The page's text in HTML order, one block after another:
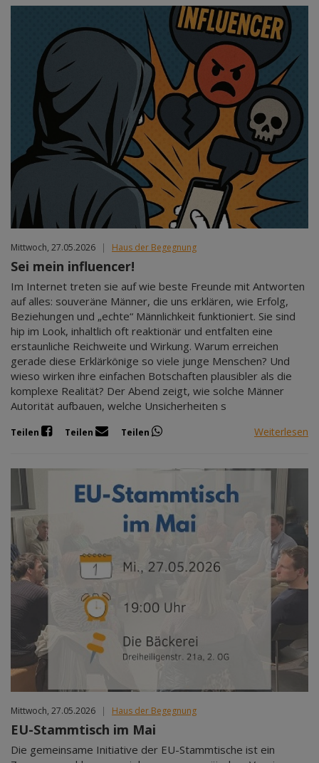
Mittwoch, 27.05.2026 | Haus der Begegnung
Sei mein influencer!
Im Internet treten sie auf wie beste Freunde mit Antworten
auf alles: souveräne Männer, die uns erklären, wie Erfolg,
Beziehungen und „echte“ Männlichkeit funktioniert. Sie sind
hip im Look, inhaltlich oft reaktionär und entfalten eine
erstaunliche Reichweite und Wirkung. Warum erreichen
gerade diese Erklärkönige so viele junge Menschen? Und
wieso wirken ihre einfachen Botschaften plausibler als die
komplexe Realität? Der Abend zeigt, wie solche Männer
Autorität aufbauen, welche Unsicherheiten s
Teilen Teilen Teilen Weiterlesen
Mittwoch, 27.05.2026 | Haus der Begegnung
EU-Stammtisch im Mai
Die gemeinsame Initiative der EU-Stammtische ist ein